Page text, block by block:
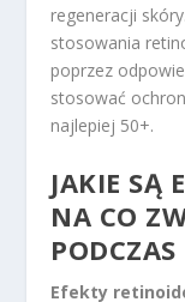
regeneracji
stosowania
poprzez
stosować
najlepiej 50+.
JAKIE SĄ
NA CO
Efekty